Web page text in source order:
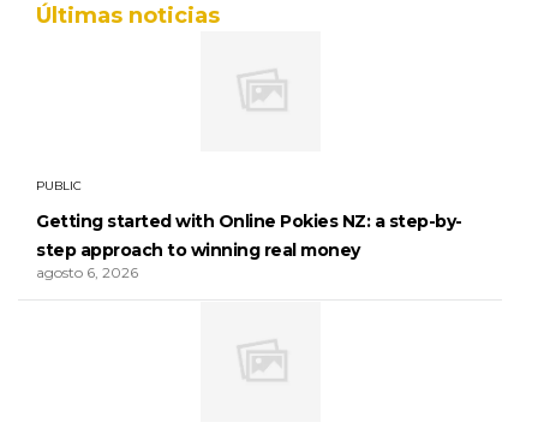
Últimas noticias
PUBLIC
Getting started with Online Pokies NZ: a step-by-
step approach to winning real money
agosto 6, 2026